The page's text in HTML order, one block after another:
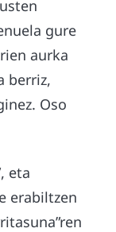
gure
aurka
berriz,
Oso
eta
erabiltzen